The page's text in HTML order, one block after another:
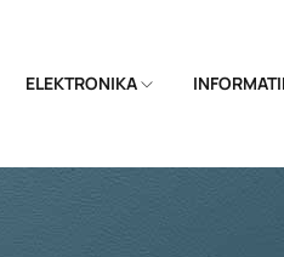
ELEKTRONIKA